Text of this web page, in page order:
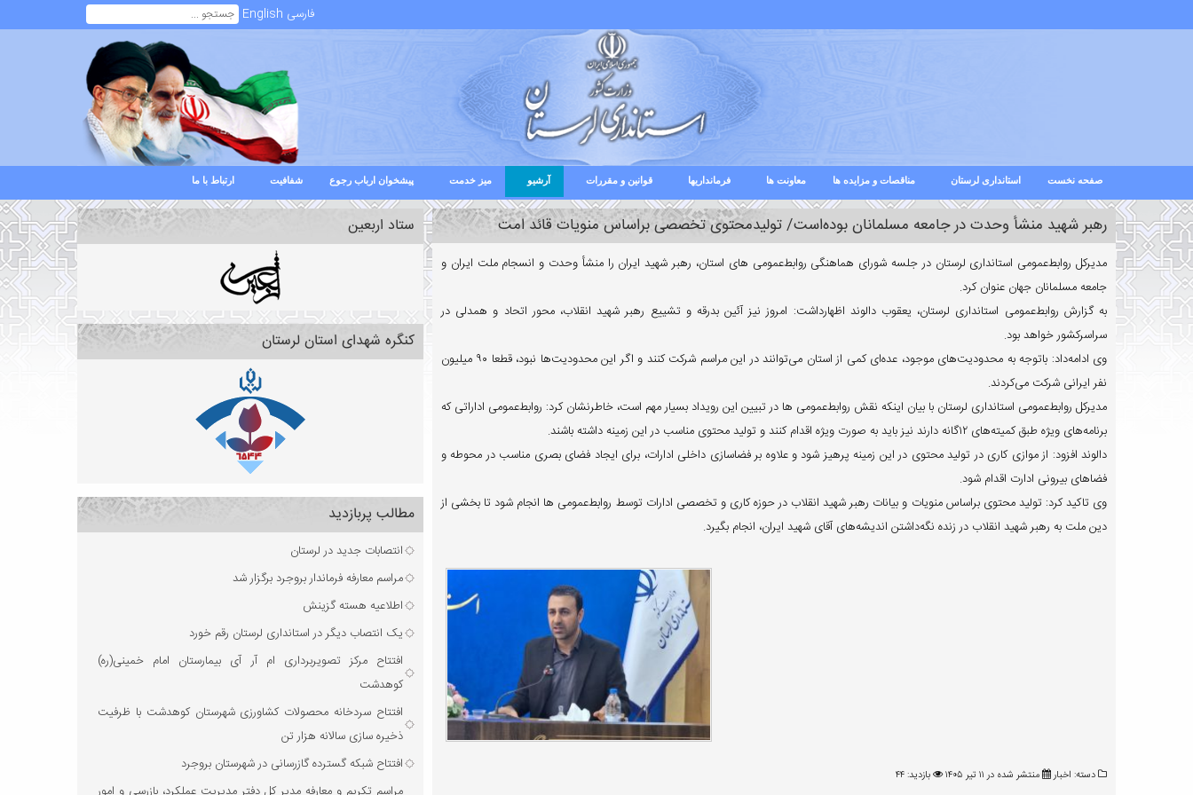
فارسی English
صفحه نخست استانداری لرستان مناقصات و مزایده ها معاونت ها فرمانداریها قوانین و مقررات آرشیو میز خدمت پیشخوان ارباب رجوع شفافیت ارتباط با ما
رهبر شهید منشأ وحدت در جامعه مسلمانان بوده‌است/ تولیدمحتوی تخصصی براساس منویات قائد امت
مدیرکل روابط‌عمومی استانداری لرستان در جلسه شورای هماهنگی روابط‌عمومی های استان، رهبر شهید ایران را منشأ وحدت و انسجام ملت ایران و
جامعه مسلمانان جهان عنوان کرد.
به گزارش روابط‌عمومی استانداری لرستان، یعقوب دالوند اظهارداشت: امروز نیز آئین بدرقه و تشییع رهبر شهید انقلاب، محور اتحاد و همدلی در
سراسرکشور خواهد بود.
وی ادامه‌داد: باتوجه به محدودیت‌های موجود، عده‌ای کمی از استان می‌توانند در این مراسم شرکت کنند و اگر این محدودیت‌ها نبود، قطعا ۹۰ میلیون
نفر ایرانی شرکت می‌کردند.
مدیرکل روابط‌عمومی استانداری لرستان با بیان اینکه نقش روابط‌عمومی ها در تبیین این رویداد بسیار مهم است، خاطرنشان کرد: روابط‌عمومی اداراتی که
برنامه‌های ویژه طبق کمیته‌های ۱۲گانه دارند نیز باید به صورت ویژه اقدام کنند و تولید محتوی مناسب در این زمینه داشته باشند.
دالوند افزود: از موازی کاری در تولید محتوی در این زمینه پرهیز شود و علاوه بر فضاسازی داخلی ادارات، برای ایجاد فضای بصری مناسب در محوطه و
فضاهای بیرونی ادارت اقدام شود.
وی تاکید کرد: تولید محتوی براساس منویات و‌ بیانات رهبر شهید انقلاب در حوزه کاری و‌ تخصصی ادارات توسط روابط‌عمومی ها انجام شود تا بخشی از
دین ملت به رهبر شهید انقلاب در زنده نگه‌داشتن اندیشه‌های آقای شهید ایران، انجام بگیرد.
دسته: اخبار منتشر شده در ۱۱ تیر ۱۴۰۵ بازدید: ۴۴
ستاد اربعین
کنگره شهدای استان لرستان
مطالب پربازدید
انتصابات جدید در لرستان
مراسم معارفه فرماندار بروجرد برگزار شد
اطلاعیه هسته گزینش
یک انتصاب دیگر در استانداری لرستان رقم خورد
افتتاح مرکز تصویربرداری ام آر آی بیمارستان امام خمینی(ره)
کوهدشت
افتتاح سردخانه محصولات کشاورزی شهرستان کوهدشت با ظرفیت
ذخیره‌ سازی سالانه هزار تن
افتتاح شبکه گسترده گازرسانی در شهرستان بروجرد